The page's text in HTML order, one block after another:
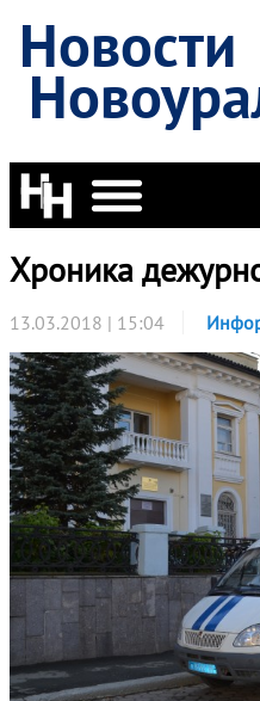
Новости
Хроника
13.03.2018 | 15:04